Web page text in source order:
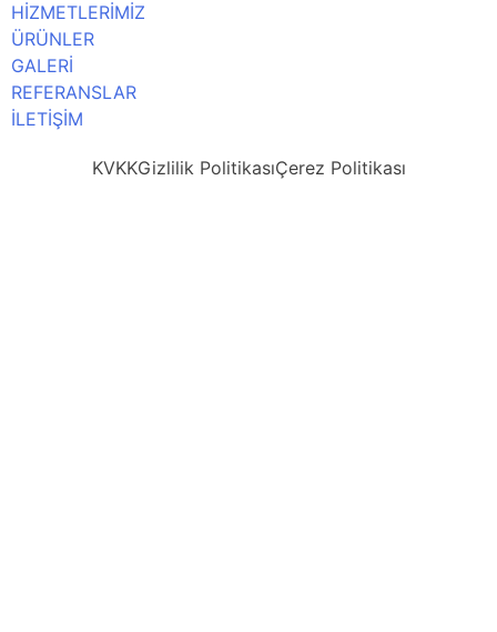
HİZMETLERİMİZ
ÜRÜNLER
GALERİ
REFERANSLAR
İLETİŞİM
KVKKGizlilik PolitikasıÇerez Politikası